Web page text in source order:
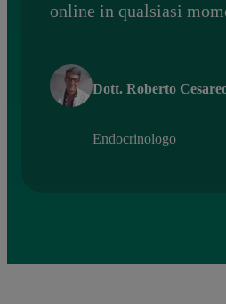
online in qualsiasi
Dott. Roberto
Endocrinologo